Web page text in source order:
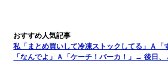
私「まとめ買いして冷凍ストックしてる」Ａ「
「なんでよ」Ａ「ケーチ！バーカ！」→ 後日